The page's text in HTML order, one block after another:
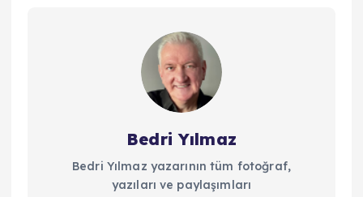
Bedri Yılmaz
Bedri Yılmaz yazarının tüm fotoğraf,
yazıları ve paylaşımları